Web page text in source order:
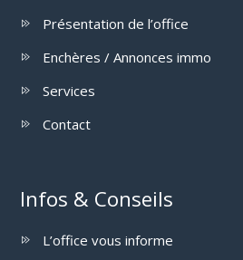
Présentation de l’office
Enchères / Annonces immo
Services
Contact
Infos & Conseils
L’office vous informe